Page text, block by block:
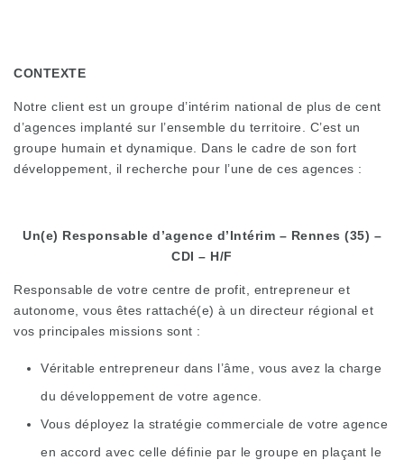
CONTEXTE
Notre client est un groupe d’intérim national de plus de cent
d’agences implanté sur l’ensemble du territoire. C’est un
groupe humain et dynamique. Dans le cadre de son fort
développement, il recherche pour l’une de ces agences :
Un(e) Responsable d’agence d’Intérim – Rennes (35) –
CDI– H/F
Responsable de votre centre de profit, entrepreneur et
autonome, vous êtes rattaché(e) à un directeur régional et
vos principales missions sont :
Véritable entrepreneur dans l’âme, vous avez la charge
du développement de votre agence.
Vous déployez la stratégie commerciale de votre agence
en accord avec celle définie par le groupe en plaçant le